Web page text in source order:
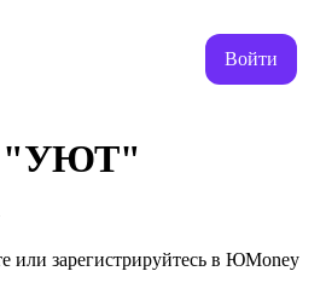
Войти
или зарегистрируйтесь в ЮMoney